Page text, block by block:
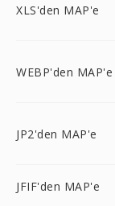
XLS'den MAP'e
WEBP'den MAP'e
JP2'den MAP'e
JFIF'den MAP'e